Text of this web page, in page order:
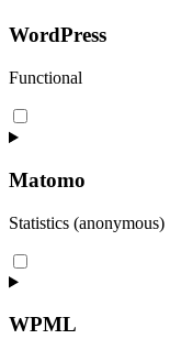
elementor
WordPress
Functional
Consent
to
wordpress
Matomo
Statistics (anonymous)
Consent
to
matomo
WPML